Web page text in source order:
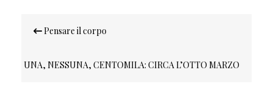
Navigazione
Pensare il corpo
UNA, NESSUNA, CENTOMILA: CIRCA L’OTTO MARZO